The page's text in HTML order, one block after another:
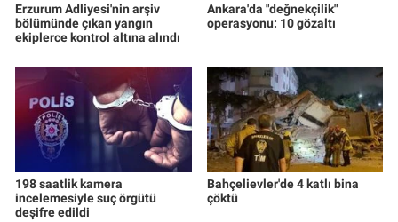
Erzurum Adliyesi'nin arşiv
bölümünde çıkan yangın
ekiplerce kontrol altına alındı
Ankara'da "değnekçilik"
operasyonu: 10 gözaltı
198 saatlik kamera
incelemesiyle suç örgütü
deşifre edildi
Bahçelievler'de 4 katlı bina
çöktü